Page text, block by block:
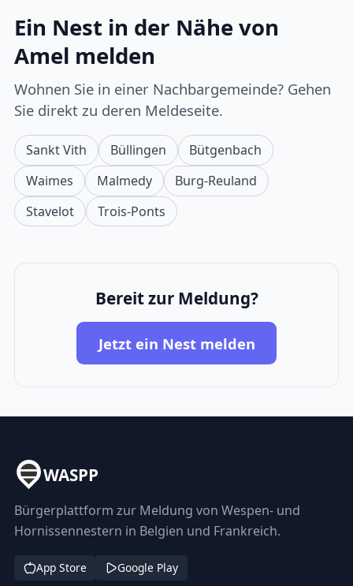
Ein Nest in der Nähe von
Amel melden
Wohnen Sie in einer Nachbargemeinde? Gehen
Sie direkt zu deren Meldeseite.
Sankt Vith Büllingen
Bütgenbach
Waimes
Malmedy
Burg-Reuland
Stavelot
Trois-Ponts
Bereit zur Meldung?
Jetzt ein Nest melden
WASPP
Bürgerplattform zur Meldung von Wespen- und
Hornissennestern in Belgien und Frankreich.
App Store Google Play